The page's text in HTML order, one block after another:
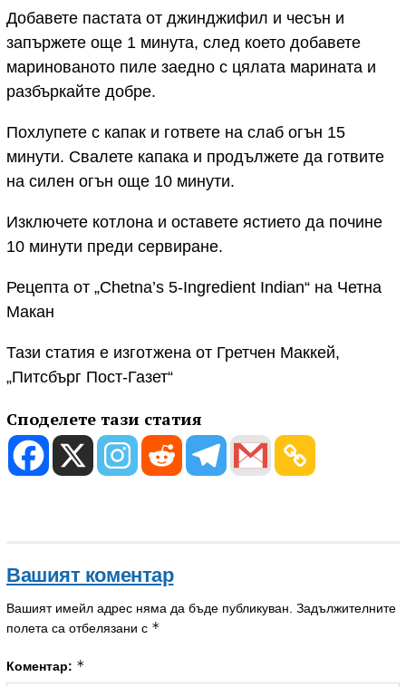
Добавете пастата от джинджифил и чесън и
запържете още 1 минута, след което добавете
маринованото пиле заедно с цялата марината и
разбъркайте добре.
Похлупете с капак и гответе на слаб огън 15
минути. Свалете капака и продължете да готвите
на силен огън още 10 минути.
Изключете котлона и оставете ястието да почине
10 минути преди сервиране.
Рецепта от „Chetna’s 5-Ingredient Indian“ на Четна
Макан
Тази статия е изготжена от Гретчен Маккей,
„Питсбърг Пост-Газет“
Споделете тази статия
Вашият коментар
Вашият имейл адрес няма да бъде публикуван. Задължителните
полета са отбелязани с *
Коментар: *